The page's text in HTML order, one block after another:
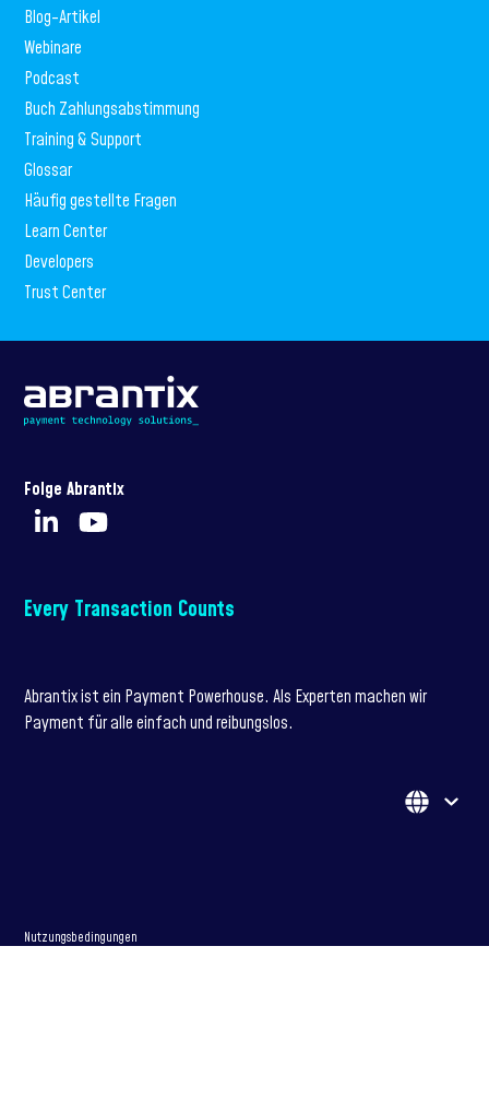
Blog-Artikel
Webinare
Podcast
Buch Zahlungsabstimmung
Training & Support
Glossar
Häufig gestellte Fragen
Learn Center
Developers
Trust Center
Folge Abrantix
Every Transaction Counts
Abrantix ist ein Payment Powerhouse. Als Experten machen wir
Payment für alle einfach und reibungslos.
Nutzungsbedingungen